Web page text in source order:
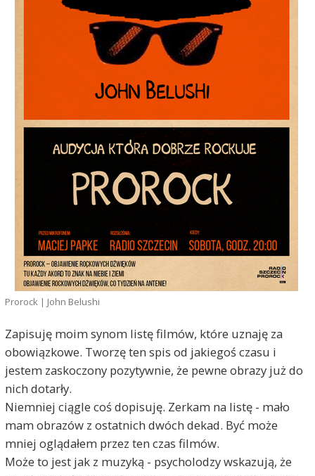
Prorock | John Belushi
Zapisuję moim synom listę filmów, które uznaję za
obowiązkowe. Tworzę ten spis od jakiegoś czasu i
jestem zaskoczony pozytywnie, że pewne obrazy już do
nich dotarły.
Niemniej ciągle coś dopisuję. Zerkam na listę - mało
mam obrazów z ostatnich dwóch dekad. Być może
mniej oglądałem przez ten czas filmów.
Może to jest jak z muzyką - psycholodzy wskazują, że